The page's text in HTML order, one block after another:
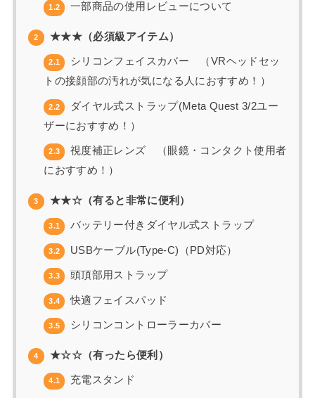
1.2 一部商品の使用レビューについて
2 ★★★（必須級アイテム）
2.1
シリコンフェイスカバー （VRヘッドセッ
トの接顔部の汚れが気になる人におすすめ！）
2.2
ダイヤル式ストラップ(Meta Quest 3/2ユー
ザーにおすすめ！）
2.3
視度補正レンズ （眼鏡・コンタクト使用者
におすすめ！）
3 ★★☆（有ると非常に便利）
3.1 バッテリー付きダイヤル式ストラップ
3.2 USBケーブル(Type-C)（PD対応）
3.3 頭頂部用ストラップ
3.4 快適フェイスパッド
3.5 シリコンコントローラーカバー
4 ★☆☆（有ったら便利）
4.1 充電スタンド